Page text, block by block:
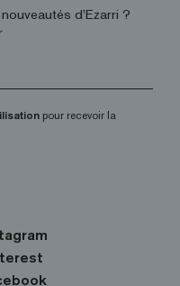
d’Ezarri ?
pour recevoir la